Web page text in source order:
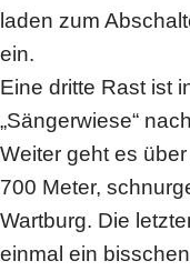
laden zum
ein.
Eine dritte Rast ist
„Sängerwiese“
Weiter geht es
700 Meter,
Wartburg. Die
einmal ein